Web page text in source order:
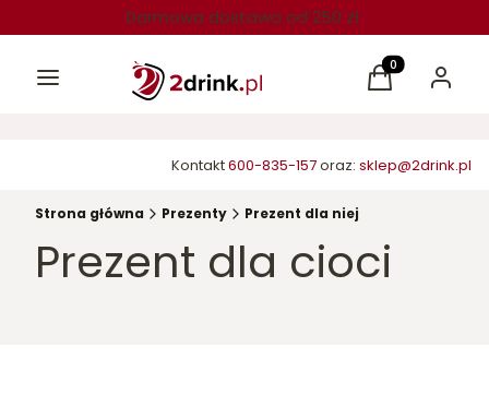
Darmowa dostawa od 250 zł
Menu Produkty w
Koszyk Zaloguj
Kontakt600-835-157oraz: sklep@2drink.pl
Strona główna Prezenty Prezent dla niej
Prezent dla cioci